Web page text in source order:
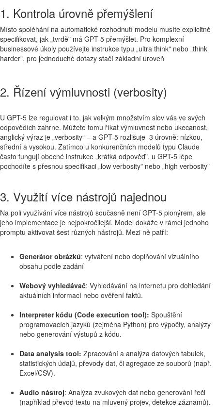
1. Kontrola úrovně přemýšlení
Místo spoléhání na automatické rozhodnutí modelu musíte explicitně
specifikovat, jak „tvrdě" má GPT-5 přemýšlet. Pro komplexní
businessové úkoly používejte instrukce typu „ultra think" nebo „think
harder", pro jednoduché dotazy stačí základní úroveň
2. Řízení výmluvnosti (verbosity)
U GPT-5 lze regulovat i to, jak velkým množstvím slov vás ve svých
odpovědích zahrne. Můžete tomu říkat výmluvnost nebo ukecanost,
anglický výraz je „verbosity“ –⁠⁠⁠⁠⁠⁠ a GPT-5 rozlišuje 3 úrovně: nízkou,
střední a vysokou. Zatímco u konkurenčních modelů typu Claude
často fungují obecné instrukce „krátká odpověď", u GPT-5 lépe
pochodíte s přesnou specifikaci „low verbosity" nebo „high verbosity"
3. Využití více nástrojů najednou
Na poli využívání více nástrojů současně není GPT-5 pionýrem, ale
jeho implementace je nejpokročilejší. Model dokáže v rámci jednoho
promptu aktivovat šest různých nástrojů. Mezi ně patří:
Generátor obrázků: vytváření nebo doplňování vizuálního
obsahu podle zadání
Webový vyhledávač: Vyhledávání na internetu pro dohledání
aktuálních informací nebo ověření faktů.
Interpreter kódu (Code execution tool): Spouštění
programovacích jazyků (zejména Python) pro výpočty, analýzy
nebo generování výstupů z kódu.
Data analysis tool: Zpracování a analýza datových tabulek,
statistických údajů, převody dat, či agregace ze souborů (např.
Excel/CSV).
Audio nástroj: Analýza zvukových dat nebo generování řeči
(například převod textu na mluvený projev, detekce záznamů).